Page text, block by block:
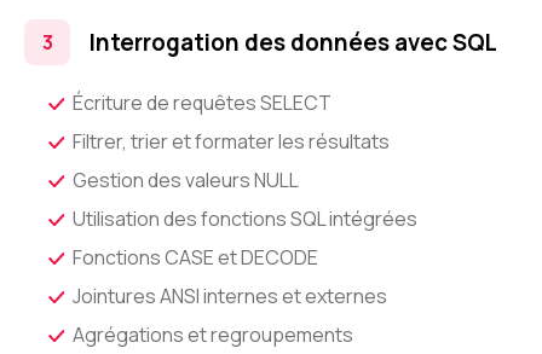
Interrogation des données avec SQL
Écriture de requêtes SELECT
Filtrer, trier et formater les résultats
Gestion des valeurs NULL
Utilisation des fonctions SQL intégrées
Fonctions CASE et DECODE
Jointures ANSI internes et externes
Agrégations et regroupements